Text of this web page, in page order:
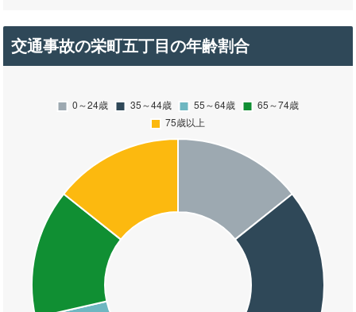
交通事故の栄町五丁目の年齢割合